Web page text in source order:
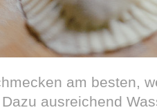
am besten,
ausreichend